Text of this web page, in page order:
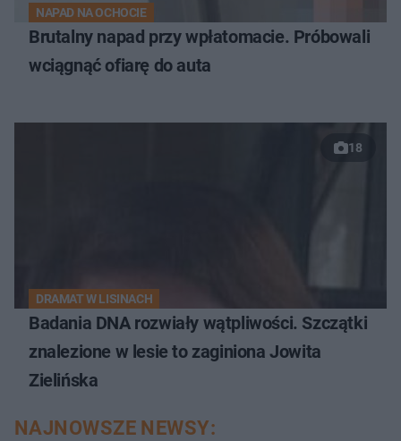
NAPAD NA OCHOCIE
Brutalny napad przy wpłatomacie. Próbowali
wciągnąć ofiarę do auta
18
DRAMAT W LISINACH
Badania DNA rozwiały wątpliwości. Szczątki
znalezione w lesie to zaginiona Jowita
Zielińska
NAJNOWSZE NEWSY: